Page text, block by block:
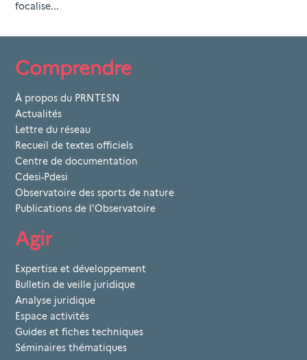
focalise...
Comprendre
À propos du PRNTESN
Actualités
Lettre du réseau
Recueil de textes officiels
Centre de documentation
Cdesi-Pdesi
Observatoire des sports de nature
Publications de l'Observatoire
Agir
Expertise et développement
Bulletin de veille juridique
Analyse juridique
Espace activités
Guides et fiches techniques
Séminaires thématiques